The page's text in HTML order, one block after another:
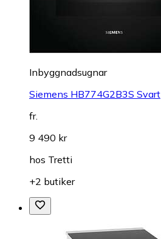
Inbyggnadsugnar
Siemens HB774G2B3S Svart
fr.
9 490 kr
hos Tretti
+2 butiker